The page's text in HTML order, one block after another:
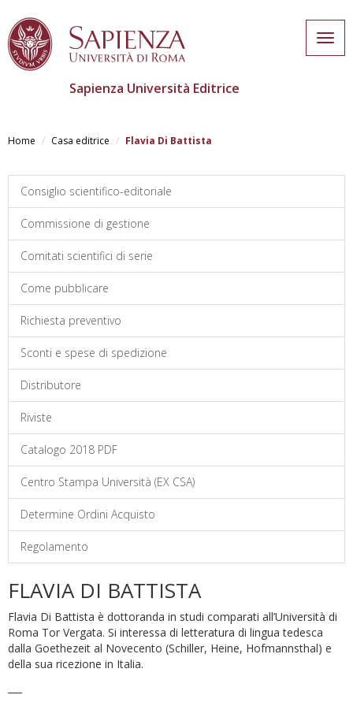
contenuto
Sapienza Università Editrice
Home Casa editrice Flavia Di Battista
Consiglio scientifico-editoriale
Commissione di gestione
Comitati scientifici di serie
Come pubblicare
Richiesta preventivo
Sconti e spese di spedizione
Distributore
Riviste
Catalogo 2018 PDF
Centro Stampa Università (EX CSA)
Determine Ordini Acquisto
Regolamento
FLAVIA DI BATTISTA
Flavia Di Battista è dottoranda in studi comparati all’Università di
Roma Tor Vergata. Si interessa di letteratura di lingua tedesca
dalla Goethezeit al Novecento (Schiller, Heine, Hofmannsthal) e
della sua ricezione in Italia.